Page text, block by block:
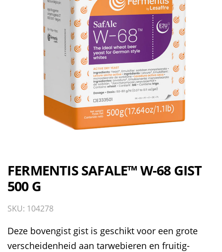
FERMENTIS SAFALE™ W-68 GIST
500 G
SKU: 104278
Deze bovengist gist is geschikt voor een grote
verscheidenheid aan tarwebieren en fruitig-